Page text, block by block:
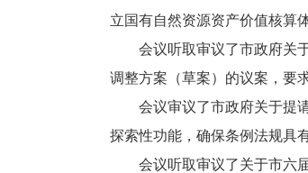
立国有自然资源资产价值核算
会议听取审议了市政府关于
调整方案（草案）的议案，要
会议审议了市政府关于提请
探索性功能，确保条例法规具
会议听取审议了关于市六届